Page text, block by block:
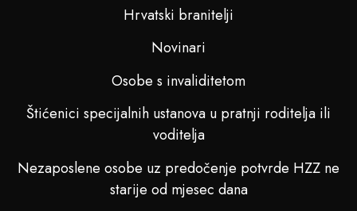
Hrvatski branitelji
Novinari
Osobe s invaliditetom
Štićenici specijalnih ustanova u pratnji roditelja ili
voditelja
Nezaposlene osobe uz predočenje potvrde HZZ ne
starije od mjesec dana